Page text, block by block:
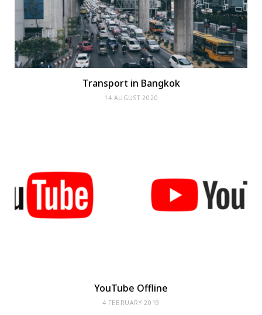
Transport in Bangkok
14 AUGUST 2020
YouTube Offline
4 FEBRUARY 2019